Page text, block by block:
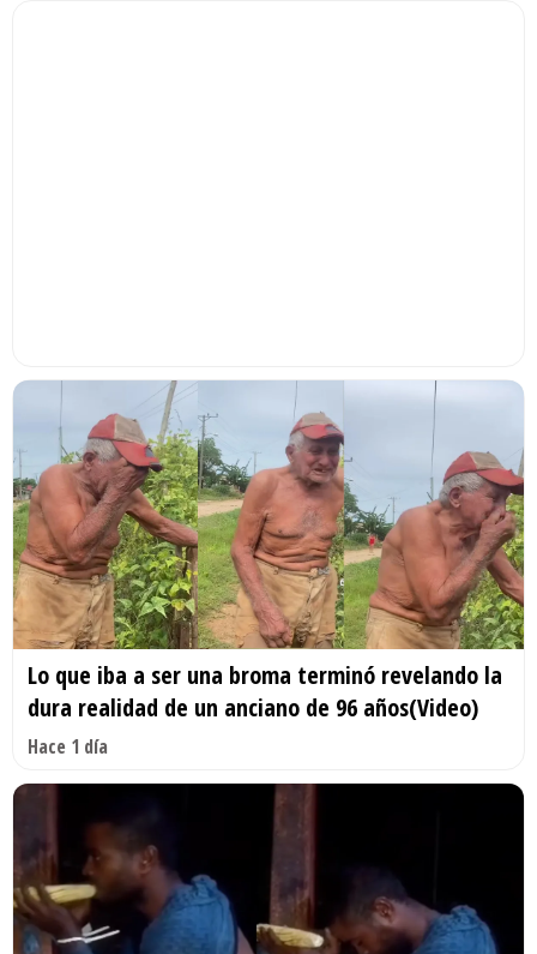
Lo que iba a ser una broma terminó revelando la
dura realidad de un anciano de 96 años(Video)
Hace 1 día